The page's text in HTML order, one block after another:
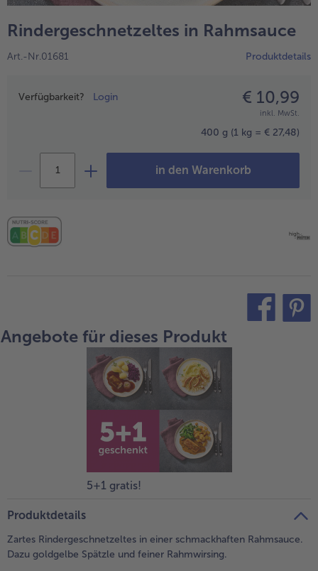
alle Obst
alle Süße Vielfalt
Confiserie & Feinkost
alle Küchenhelfer
Rindergeschnetzeltes in Rahmsauce
Art.-Nr.01681 Produktdetails
Preisangabe
Verfügbarkeit? Login € 10,99
inkl. MwSt.
400 g (1 kg = € 27,48)
in den Warenkorb
Angebote für dieses Produkt
5+1 gratis!
Produktdetails
Zartes Rindergeschnetzeltes in einer schmackhaften Rahmsauce.
Dazu goldgelbe Spätzle und feiner Rahmwirsing.